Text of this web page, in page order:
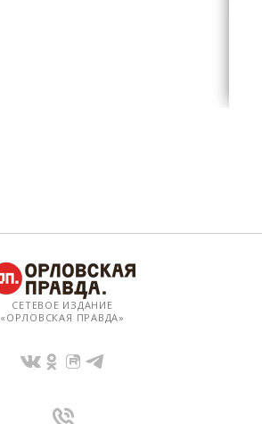
СЕТЕВОЕ ИЗДАНИЕ
«ОРЛОВСКАЯ ПРАВДА»